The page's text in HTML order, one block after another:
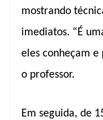
mostrando
imediatos. “É
eles conheçam e
o professor.
Em seguida, de